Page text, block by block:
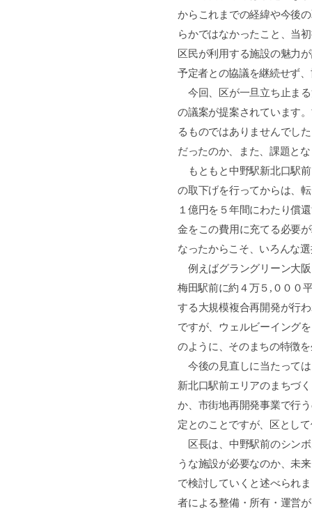
からこれまでの経緯や今後
らかではなかったこと、当
区民が利用する施設の魅力
予定者との協議を継続せず
今回、区が一旦立ち止ま
の議案が提案されています
るものではありませんでし
だったのか、また、課題と
もともと中野駅新北口駅
の取下げを行ってからは、
１億円を５年間にわたり償
金をこの費用に充てる必要
なったからこそ、いろんな
例えばグラングリーン大
梅田駅前に約４万５ , ０００
する大規模複合再開発が行
ですが、ウェルビーイング
のように、そのまちの特徴
今後の見直しに当たって
新北口駅前エリアのまちづ
か、市街地再開発事業で行
定とのことですが、区とし
区長は、中野駅前のシン
うな施設が必要なのか、未
で検討していくと述べられ
者による整備・所有・運営